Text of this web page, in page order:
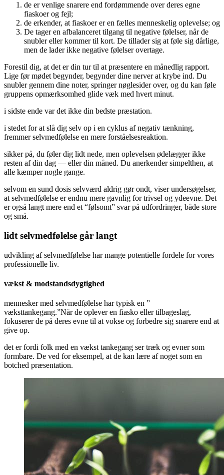
de er venlige snarere end fordømmende over deres egne
fiaskoer og fejl;
de erkender, at fiaskoer er en fælles menneskelig oplevelse; og
De tager en afbalanceret tilgang til negative følelser, når de
snubler eller kommer til kort. De tillader sig at føle sig dårlige,
men de lader ikke negative følelser overtage.
Forestil dig, at det er din tur til at præsentere en månedlig rapport.
Lige før mødet begynder, begynder dine nerver at krybe ind. Du
snubler gennem dine noter, springer nøglesider over, og du kan føle
gruppens opmærksomhed glide væk med hvert minut.
i sidste ende var det ikke din bedste præstation.
i stedet for at slå dig selv op i en cyklus af negativ tænkning,
fremmer selvmedfølelse en mere forståelsesreaktion.
sikker på, du føler dig lidt nede, men oplevelsen ødelægger ikke
resten af din dag — eller din måned. Du anerkender simpelthen, at
alle kæmper nogle gange.
selvom en sund dosis selvværd aldrig gør ondt, viser undersøgelser,
at selvmedfølelse er endnu mere gavnlig for trivsel og ydeevne. Det
er også langt mere end et “følsomt” svar på udfordringer, både store
og små.
lidt selvmedfølelse går langt
udvikling af selvmedfølelse har mange potentielle fordele for vores
professionelle liv.
vækst & modstandsdygtighed
mennesker med selvmedfølelse har typisk en ”
væksttankegang.”Når de oplever en fiasko eller tilbageslag,
fokuserer de på deres evne til at vokse og forbedre sig snarere end at
give op.
det er fordi folk med en vækst tankegang ser træk og evner som
formbare. De ved for eksempel, at de kan lære af noget som en
botched præsentation.